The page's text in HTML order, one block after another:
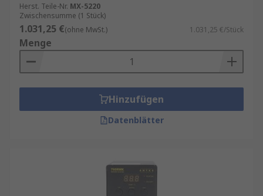
Herst. Teile-Nr. MX-5220
Zwischensumme (1 Stück)
1.031,25 €(ohne MwSt.) 1.031,25 €/Stück
Menge
Hinzufügen
Datenblätter